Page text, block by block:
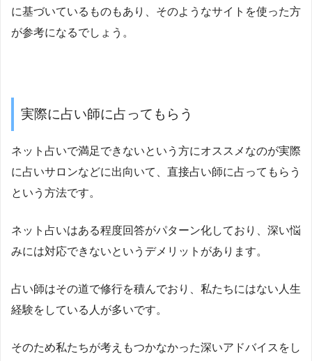
に基づいているものもあり、そのようなサイトを使った方
が参考になるでしょう。
実際に占い師に占ってもらう
ネット占いで満足できないという方にオススメなのが実際
に占いサロンなどに出向いて、直接占い師に占ってもらう
という方法です。
ネット占いはある程度回答がパターン化しており、深い悩
みには対応できないというデメリットがあります。
占い師はその道で修行を積んでおり、私たちにはない人生
経験をしている人が多いです。
そのため私たちが考えもつかなかった深いアドバイスをし